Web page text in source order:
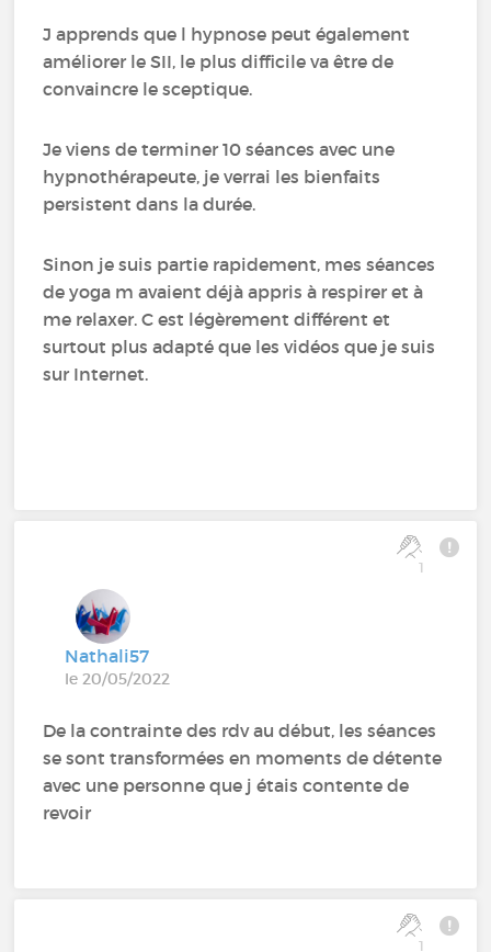
J apprends que l hypnose peut également
améliorer le SII, le plus difficile va être de
convaincre le sceptique.
Je viens de terminer 10 séances avec une
hypnothérapeute, je verrai les bienfaits
persistent dans la durée.
Sinon je suis partie rapidement, mes séances
de yoga m avaient déjà appris à respirer et à
me relaxer. C est légèrement différent et
surtout plus adapté que les vidéos que je suis
sur Internet.
1
Nathali57
le 20/05/2022
De la contrainte des rdv au début, les séances
se sont transformées en moments de détente
avec une personne que j étais contente de
revoir
1